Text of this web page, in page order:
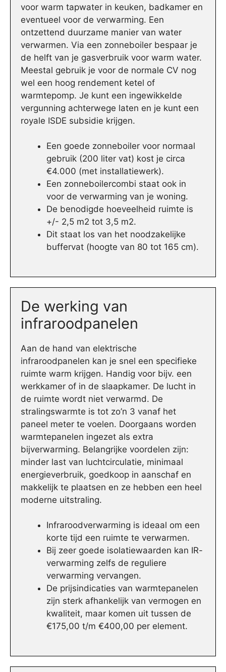
voor warm tapwater in keuken, badkamer en
eventueel voor de verwarming. Een
ontzettend duurzame manier van water
verwarmen. Via een zonneboiler bespaar je
de helft van je gasverbruik voor warm water.
Meestal gebruik je voor de normale CV nog
wel een hoog rendement ketel of
warmtepomp. Je kunt een ingewikkelde
vergunning achterwege laten en je kunt een
royale ISDE subsidie krijgen.
Een goede zonneboiler voor normaal
gebruik (200 liter vat) kost je circa
€4.000 (met installatiewerk).
Een zonneboilercombi staat ook in
voor de verwarming van je woning.
De benodigde hoeveelheid ruimte is
+/- 2,5 m2 tot 3,5 m2.
Dit staat los van het noodzakelijke
buffervat (hoogte van 80 tot 165 cm).
De werking van
infraroodpanelen
Aan de hand van elektrische
infraroodpanelen kan je snel een specifieke
ruimte warm krijgen. Handig voor bijv. een
werkkamer of in de slaapkamer. De lucht in
de ruimte wordt niet verwarmd. De
stralingswarmte is tot zo’n 3 vanaf het
paneel meter te voelen. Doorgaans worden
warmtepanelen ingezet als extra
bijverwarming. Belangrijke voordelen zijn:
minder last van luchtcirculatie, minimaal
energieverbruik, goedkoop in aanschaf en
makkelijk te plaatsen en ze hebben een heel
moderne uitstraling.
Infraroodverwarming is ideaal om een
korte tijd een ruimte te verwarmen.
Bij zeer goede isolatiewaarden kan IR-
verwarming zelfs de reguliere
verwarming vervangen.
De prijsindicaties van warmtepanelen
zijn sterk afhankelijk van vermogen en
kwaliteit, maar komen uit tussen de
€175,00 t/m €400,00 per element.